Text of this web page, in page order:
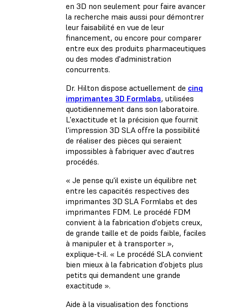
en 3D non seulement pour faire avancer
la recherche mais aussi pour démontrer
leur faisabilité en vue de leur
financement, ou encore pour comparer
entre eux des produits pharmaceutiques
ou des modes d'administration
concurrents.
Dr. Hilton dispose actuellement de cinq
imprimantes 3D Formlabs, utilisées
quotidiennement dans son laboratoire.
L'exactitude et la précision que fournit
l'impression 3D SLA offre la possibilité
de réaliser des pièces qui seraient
impossibles à fabriquer avec d'autres
procédés.
« Je pense qu'il existe un équilibre net
entre les capacités respectives des
imprimantes 3D SLA Formlabs et des
imprimantes FDM. Le procédé FDM
convient à la fabrication d'objets creux,
de grande taille et de poids faible, faciles
à manipuler et à transporter »,
explique-t-il. « Le procédé SLA convient
bien mieux à la fabrication d'objets plus
petits qui demandent une grande
exactitude ».
Aide à la visualisation des fonctions